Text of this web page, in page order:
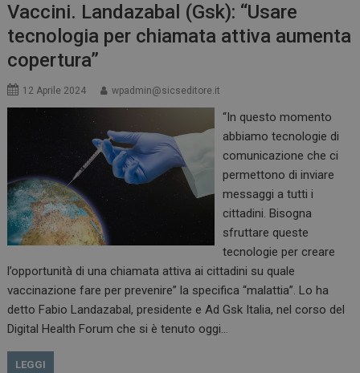
Vaccini. Landazabal (Gsk): “Usare
tecnologia per chiamata attiva aumenta
copertura”
12 Aprile 2024 wpadmin@sicseditore.it
“In questo momento
abbiamo tecnologie di
comunicazione che ci
permettono di inviare
messaggi a tutti i
cittadini. Bisogna
sfruttare queste
tecnologie per creare
l’opportunità di una chiamata attiva ai cittadini su quale
vaccinazione fare per prevenire” la specifica “malattia”. Lo ha
detto Fabio Landazabal, presidente e Ad Gsk Italia, nel corso del
Digital Health Forum che si è tenuto oggi…
LEGGI